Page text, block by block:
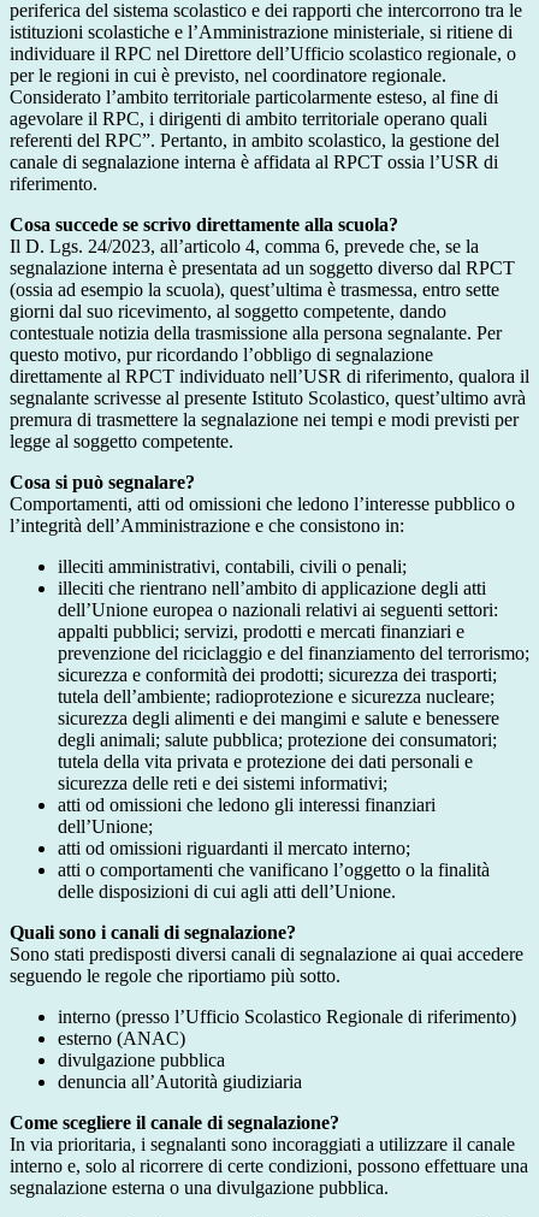
periferica del sistema scolastico e dei rapporti che intercorrono tra le
istituzioni scolastiche e l’Amministrazione ministeriale, si ritiene di
individuare il RPC nel Direttore dell’Ufficio scolastico regionale, o
per le regioni in cui è previsto, nel coordinatore regionale.
Considerato l’ambito territoriale particolarmente esteso, al fine di
agevolare il RPC, i dirigenti di ambito territoriale operano quali
referenti del RPC”. Pertanto, in ambito scolastico, la gestione del
canale di segnalazione interna è affidata al RPCT ossia l’USR di
riferimento.
Cosa succede se scrivo direttamente alla scuola?
Il D. Lgs. 24/2023, all’articolo 4, comma 6, prevede che, se la
segnalazione interna è presentata ad un soggetto diverso dal RPCT
(ossia ad esempio la scuola), quest’ultima è trasmessa, entro sette
giorni dal suo ricevimento, al soggetto competente, dando
contestuale notizia della trasmissione alla persona segnalante. Per
questo motivo, pur ricordando l’obbligo di segnalazione
direttamente al RPCT individuato nell’USR di riferimento, qualora il
segnalante scrivesse al presente Istituto Scolastico, quest’ultimo avrà
premura di trasmettere la segnalazione nei tempi e modi previsti per
legge al soggetto competente.
Cosa si può segnalare?
Comportamenti, atti od omissioni che ledono l’interesse pubblico o
l’integrità dell’Amministrazione e che consistono in:
illeciti amministrativi, contabili, civili o penali;
illeciti che rientrano nell’ambito di applicazione degli atti
dell’Unione europea o nazionali relativi ai seguenti settori:
appalti pubblici; servizi, prodotti e mercati finanziari e
prevenzione del riciclaggio e del finanziamento del terrorismo;
sicurezza e conformità dei prodotti; sicurezza dei trasporti;
tutela dell’ambiente; radioprotezione e sicurezza nucleare;
sicurezza degli alimenti e dei mangimi e salute e benessere
degli animali; salute pubblica; protezione dei consumatori;
tutela della vita privata e protezione dei dati personali e
sicurezza delle reti e dei sistemi informativi;
atti od omissioni che ledono gli interessi finanziari
dell’Unione;
atti od omissioni riguardanti il mercato interno;
atti o comportamenti che vanificano l’oggetto o la finalità
delle disposizioni di cui agli atti dell’Unione.
Quali sono i canali di segnalazione?
Sono stati predisposti diversi canali di segnalazione ai quai accedere
seguendo le regole che riportiamo più sotto.
interno (presso l’Ufficio Scolastico Regionale di riferimento)
esterno (ANAC)
divulgazione pubblica
denuncia all’Autorità giudiziaria
Come scegliere il canale di segnalazione?
In via prioritaria, i segnalanti sono incoraggiati a utilizzare il canale
interno e, solo al ricorrere di certe condizioni, possono effettuare una
segnalazione esterna o una divulgazione pubblica.